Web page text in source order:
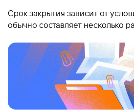
Срок закрытия зависит от
обычно составляет несколько